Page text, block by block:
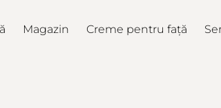
Magazin Creme pentru față